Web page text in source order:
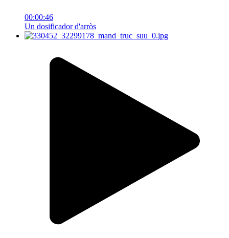
00:00:46
Un dosificador d'arròs